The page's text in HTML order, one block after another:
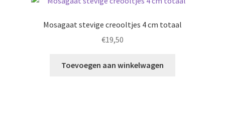
Mosagaat stevige creooltjes 4 cm totaal
€19,50
Toevoegen aan winkelwagen